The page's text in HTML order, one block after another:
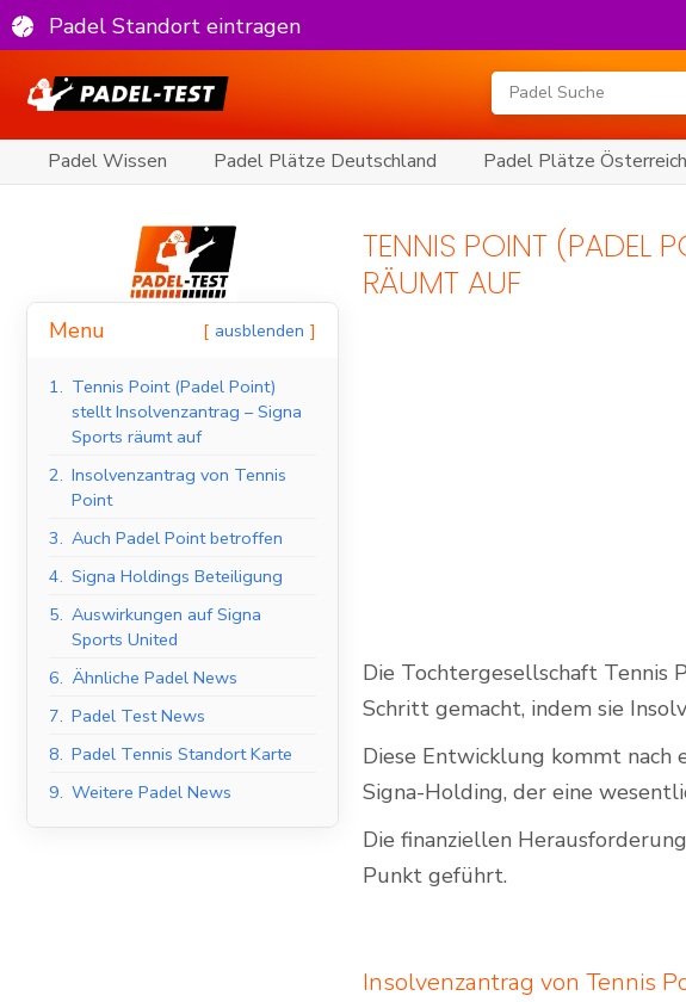
Padel Standort eintragen
Padel Wissen Padel Plätze Deutschland Padel Plätze Österreich
Menu ausblenden
1. Tennis Point (Padel Point)
stellt Insolvenzantrag – Signa
Sports räumt auf
2. Insolvenzantrag von Tennis
Point
3. Auch Padel Point betroffen
4. Signa Holdings Beteiligung
5. Auswirkungen auf Signa
Sports United
6. Ähnliche Padel News
7. Padel Test News
8. Padel Tennis Standort Karte
9. Weitere Padel News
TENNIS POINT (PADEL
RÄUMT AUF
Die Tochtergesellschaft Tennis
Schritt gemacht, indem sie
Diese Entwicklung kommt nach
Signa-Holding, der eine
Die finanziellen
Punkt geführt.
Insolvenzantrag von Tennis